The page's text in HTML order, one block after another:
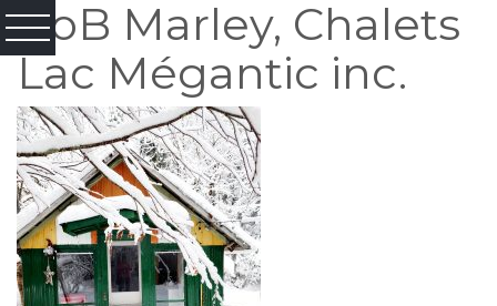
BoB Marley, Chalets
Lac Mégantic inc.